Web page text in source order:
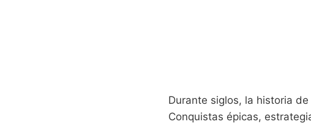
Durante siglos, la historia
Conquistas épicas,